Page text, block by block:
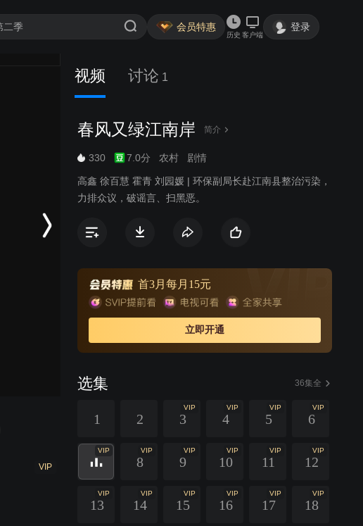
会员特惠
历史 客户端
登录
视频 讨论 1
春风又绿江南岸 简介
330 7.0分 农村 剧情
高鑫 徐百慧 霍青 刘园媛 | 环保副局长赴江南县整治污染，
力排众议，破谣言、扫黑恶。
首3月每月15元
立即开通
选集 36集全
1 2
VIP
3
VIP
4
VIP
5
VIP
6
VIP VIP
8
VIP
9
VIP
10
VIP
11
VIP
12
VIP
13
VIP
14
VIP
15
VIP
16
VIP
17
VIP
18
VIP